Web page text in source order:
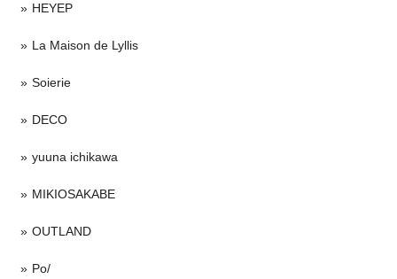
HEYEP
La Maison de Lyllis
Soierie
DECO
yuuna ichikawa
MIKIOSAKABE
OUTLAND
Po/